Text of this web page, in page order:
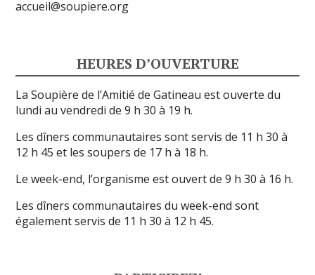
accueil@soupiere.org
HEURES D’OUVERTURE
La Soupière de l’Amitié de Gatineau est ouverte du
lundi au vendredi de 9 h 30 à 19 h.
Les dîners communautaires sont servis de 11 h 30 à
12 h 45 et les soupers de 17 h à 18 h.
Le week-end, l’organisme est ouvert de 9 h 30 à 16 h.
Les dîners communautaires du week-end sont
également servis de 11 h 30 à 12 h 45.